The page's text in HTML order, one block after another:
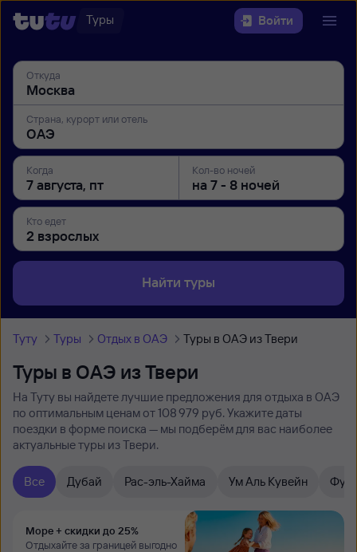
Туры Войти
Откуда
Страна, курорт или отель
Когда Кол-во ночей
Кто едет
Найти туры
Туту Туры Отдых в ОАЭ Туры в ОАЭ из Твери
Туры в ОАЭ из Твери
На Туту вы найдете лучшие предложения для отдыха в ОАЭ
по оптимальным ценам от 108 ⁠979 руб. Укажите даты
поездки в форме поиска — мы подберём для вас наиболее
актуальные туры из Твери.
Все Дубай Рас-эль-Хайма Ум Аль Кувейн
Море + скидки до 25%
Отдыхайте за границей выгодно